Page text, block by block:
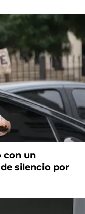
con un
silencio por